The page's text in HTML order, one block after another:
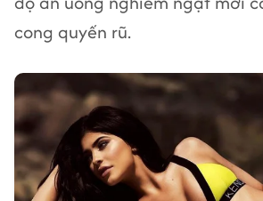
cong quyến rũ.